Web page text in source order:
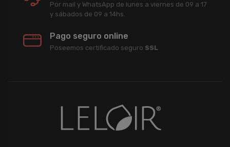
Por mail y WhatsApp de lunes a viernes de 09 a 17
y sábados de 09 a 14hs.
Pago seguro online
Poseemos certificado seguro SSL